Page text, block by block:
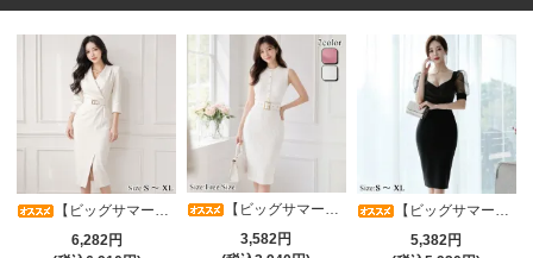
【ビッグサマーセール対象品】アシメカシュクール7分袖ワンピース(キャバドレス・CABARETDRESS)
6,282円
【ビッグサマーセール対象品】タイトなボディラインが引き立つニットワンピース(キャバドレス・CABARETDRESS)
3,582円
【ビッグサマーセール対象品】光沢シアースリーブが軽やかなカシュクールVネックドレープミディドレス(キャバドレス・CABARETDRESS)
5,382円